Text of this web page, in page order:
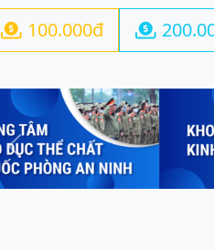
 100.000đ 
Previous